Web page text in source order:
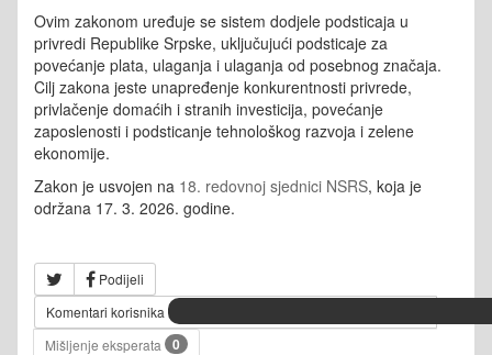
Ovim zakonom uređuje se sistem dodjele podsticaja u
privredi Republike Srpske, uključujući podsticaje za
povećanje plata, ulaganja i ulaganja od posebnog značaja.
Cilj zakona jeste unapređenje konkurentnosti privrede,
privlačenje domaćih i stranih investicija, povećanje
zaposlenosti i podsticanje tehnološkog razvoja i zelene
ekonomije.
Zakon je usvojen na 18. redovnoj sjednici NSRS, koja je
održana 17. 3. 2026. godine.
Podijeli
Komentari korisnika
Mišljenje eksperata
0